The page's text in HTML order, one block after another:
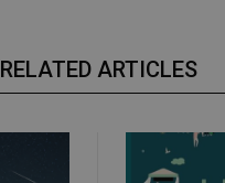
RELATED ARTICLES